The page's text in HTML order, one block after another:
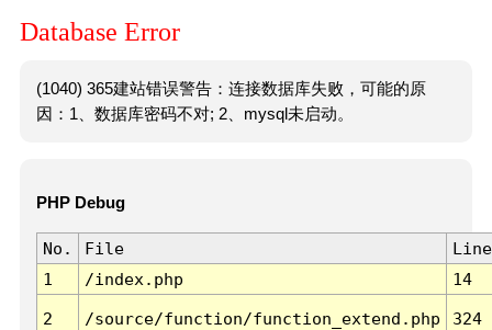
Database Error
(1040) 365建站错误警告：连接数据库失败，可能的原
因：1、数据库密码不对; 2、mysql未启动。
PHP Debug
No. File
Line
1
/index.php 14
2 /source/function/function_extend.php 324